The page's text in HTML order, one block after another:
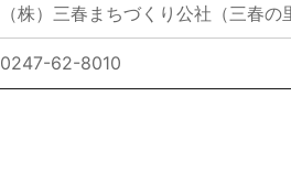
（株）三春まちづくり公社（三春の
0247-62-8010